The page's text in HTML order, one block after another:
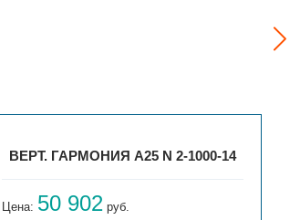
ВЕРТ. ГАРМОНИЯ А25 N 2-1000-14
Цена: 50 902 руб.